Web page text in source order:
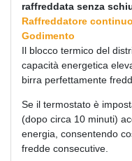
raffreddata senza
Raffreddatore
Godimento
Il blocco termico del
capacità energetica
birra perfettamente
Se il termostato è
(dopo circa 10 minuti)
energia, consentendo
fredde consecutive.